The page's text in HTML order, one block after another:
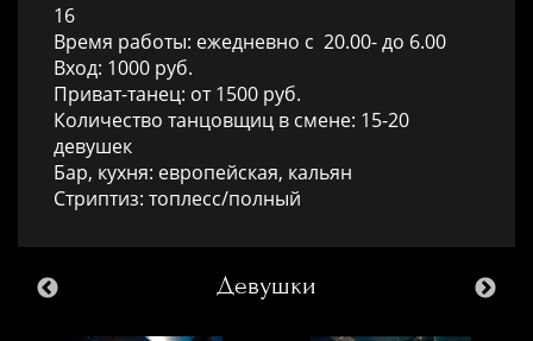
16
Время работы: ежедневно с 20.00- до 6.00
Вход: 1000 руб.
Приват-танец: от 1500 руб.
Количество танцовщиц в смене: 15-20
девушек
Бар, кухня: европейская, кальян
Стриптиз: топлесс/полный
Девушки